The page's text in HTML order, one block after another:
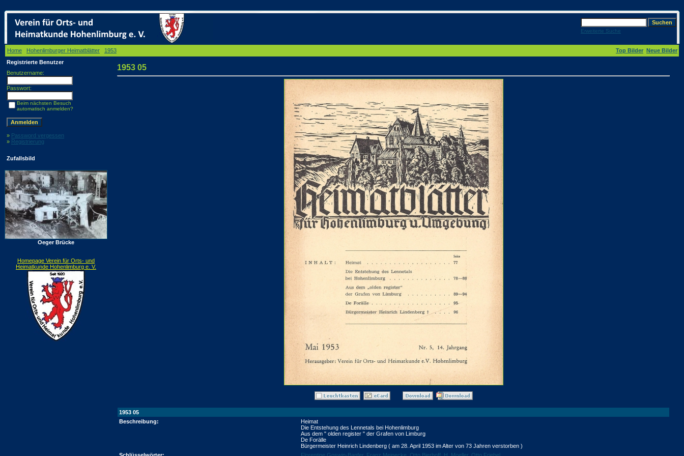
Erweiterte Suche
Home Hohenlimburger Heimatblätter 1953 Top Bilder Neue Bilder
Registrierte Benutzer
Benutzername:
Passwort:
Beim nächsten Besuch
automatisch anmelden?
» Password vergessen
» Registrierung
Zufallsbild
Oeger Brücke
Homepage Verein für Orts- und
Heimatkunde Hohenlimburg e. V.
1953 05
1953 05
Beschreibung:
Heimat
Die Entstehung des Lennetals bei Hohenlimburg
Aus dem " olden register " der Grafen von Limburg
De Forälle
Bürgermeister Heinrich Lindenberg ( am 28. April 1953 im Alter von 73 Jahren verstorben )